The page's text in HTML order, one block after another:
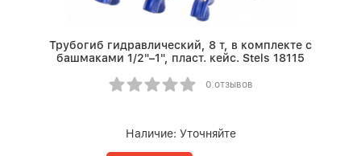
Трубогиб гидравлический, 8 т, в комплекте с
башмаками 1/2"–1", пласт. кейс. Stels 18115
0 отзывов
Наличие: Уточняйте